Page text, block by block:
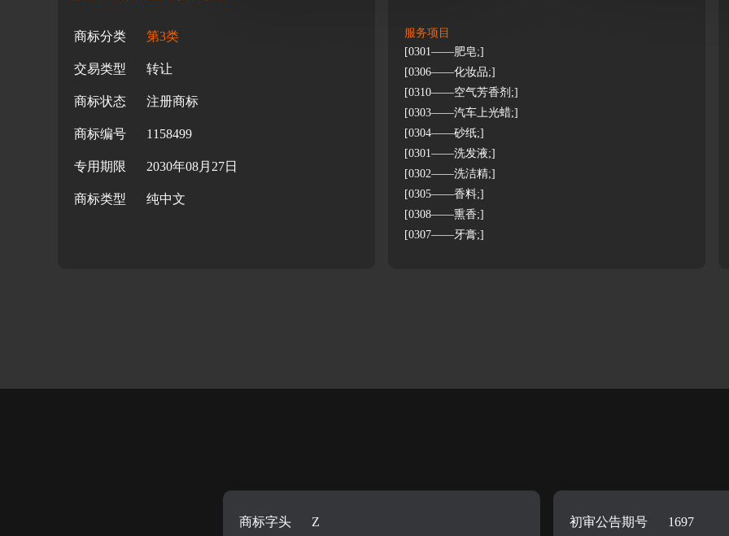
商标分类 第3类
交易类型 转让
商标状态 注册商标
商标编号 1158499
专用期限 2030年08月27日
商标类型 纯中文
服务项目
[0301——肥皂;]
[0306——化妆品;]
[0310——空气芳香剂;]
[0303——汽车上光蜡;]
[0304——砂纸;]
[0301——洗发液;]
[0302——洗洁精;]
[0305——香料;]
[0308——熏香;]
[0307——牙膏;]
商标字头 Z 初审公告期号 1697